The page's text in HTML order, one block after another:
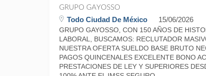
GRUPO GAYOSSO
Todo Ciudad De México 15/06/2026
GRUPO GAYOSSO, CON 150 AÑOS DE
LABORAL, BUSCAMOS: RECLUTADOR
NUESTRA OFERTA SUELDO BASE BRUTO
PAGOS QUINCENALES EXCELENTE BONO
PRESTACIONES DE LEY Y SUPERIORES